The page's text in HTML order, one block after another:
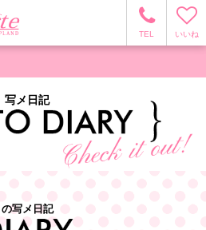
TEL いいね
写メ日記
の写メ日記